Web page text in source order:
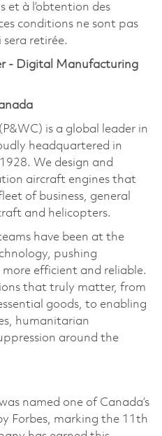
et à l’obtention des
conditions ne sont pas
sera retirée.
- Digital Manufacturing
is a global leader in
headquartered in
We design and
aircraft engines that
of business, general
and helicopters.
have been at the
pushing
efficient and reliable.
that truly matter, from
goods, to enabling
humanitarian
around the
named one of Canada’s
Forbes, marking the 11th